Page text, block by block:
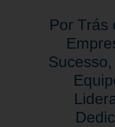
Por Trás